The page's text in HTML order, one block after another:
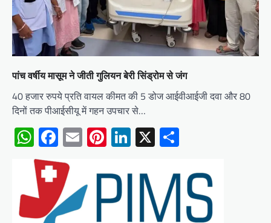
पांच वर्षीय मासूम ने जीती गुलियन बेरी सिंड्रोम से जंग
40 हजार रुपये प्रति वायल कीमत की 5 डोज आईवीआईजी दवा और 80
दिनों तक पीआईसीयू में गहन उपचार से…
WhatsApp
Facebook
EmailPinterest
LinkedIn
X